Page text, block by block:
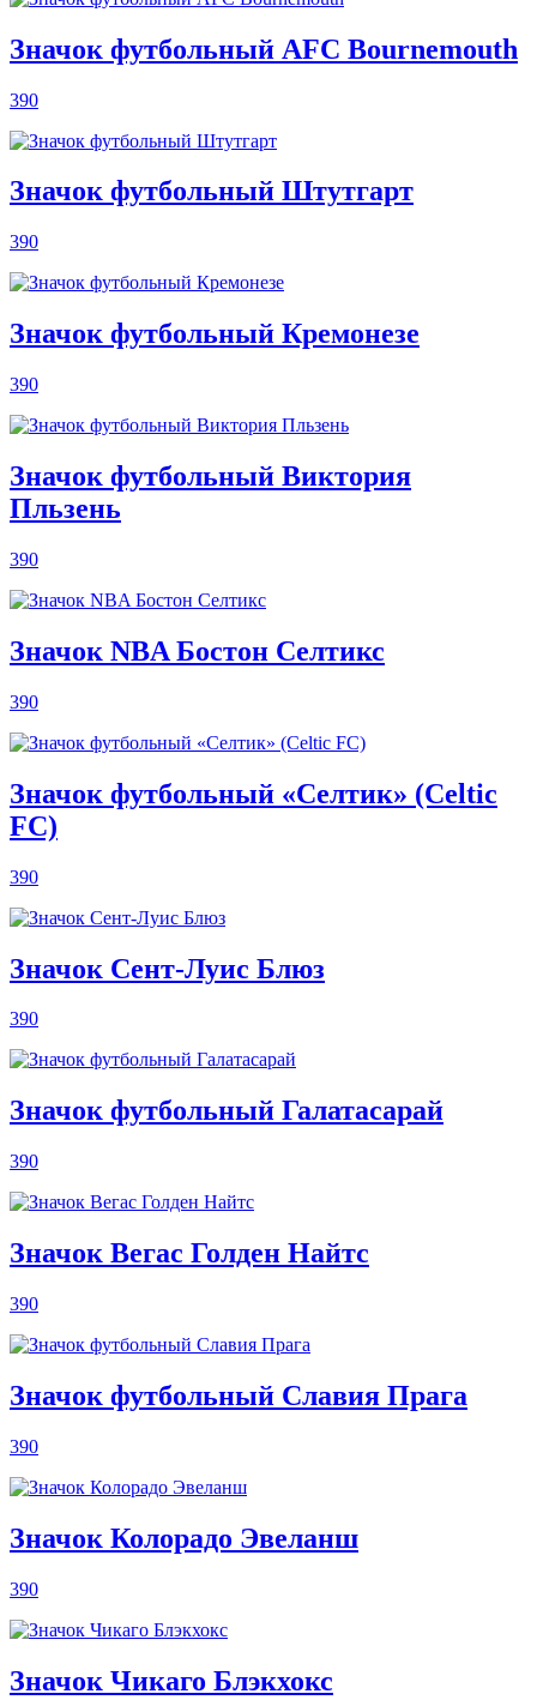
Значок футбольный AFC Bournemouth
390
Значок футбольный Штутгарт
390
Значок футбольный Кремонезе
390
Значок футбольный Виктория
Пльзень
390
Значок NBA Бостон Селтикс
390
Значок футбольный «Селтик» (Celtic
FC)
390
Значок Сент-Луис Блюз
390
Значок футбольный Галатасарай
390
Значок Вегас Голден Найтс
390
Значок футбольный Славия Прага
390
Значок Колорадо Эвеланш
390
Значок Чикаго Блэкхокс